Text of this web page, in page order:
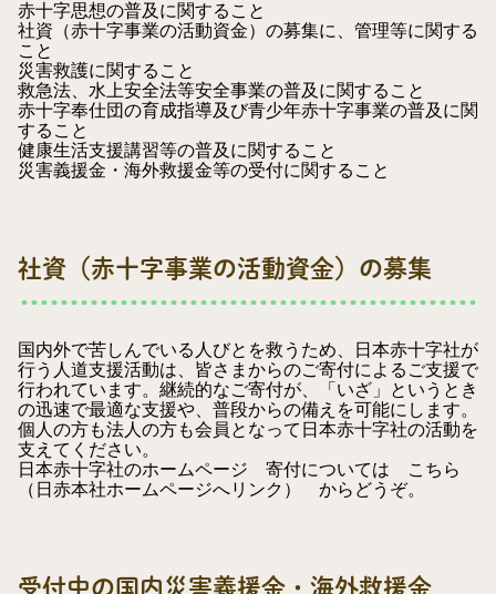
赤十字思想の普及に関すること
社資（赤十字事業の活動資金）の募集に、管理等に関する
こと
災害救護に関すること
救急法、水上安全法等安全事業の普及に関すること
赤十字奉仕団の育成指導及び青少年赤十字事業の普及に関
すること
健康生活支援講習等の普及に関すること
災害義援金・海外救援金等の受付に関すること
社資（赤十字事業の活動資金）の募集
国内外で苦しんでいる人びとを救うため、日本赤十字社が
行う人道支援活動は、皆さまからのご寄付によるご支援で
行われています。継続的なご寄付が、「いざ」というとき
の迅速で最適な支援や、普段からの備えを可能にします。
個人の方も法人の方も会員となって日本赤十字社の活動を
支えてください。
日本赤十字社のホームページ 寄付については
こちら
（日赤本社ホームページへリンク）
からどうぞ。
受付中の国内災害義援金・海外救援金